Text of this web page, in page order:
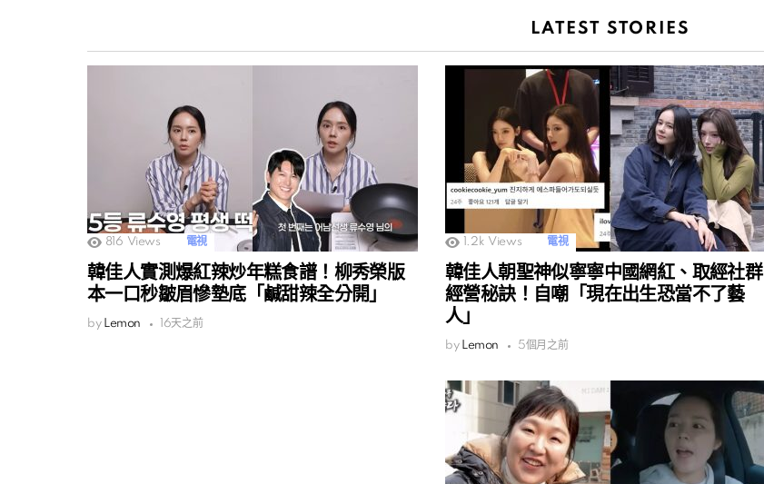
LATEST STORIES
816 Views 電視
韓佳人實測爆紅辣炒年糕食譜！柳秀榮版
本一口秒皺眉慘墊底「鹹甜辣全分開」
by Lemon 16天之前
1.2k Views 電視
韓佳人朝聖神似寧寧中國網紅、取經社群
經營秘訣！自嘲「現在出生恐當不了藝
人」
by Lemon 5個月之前